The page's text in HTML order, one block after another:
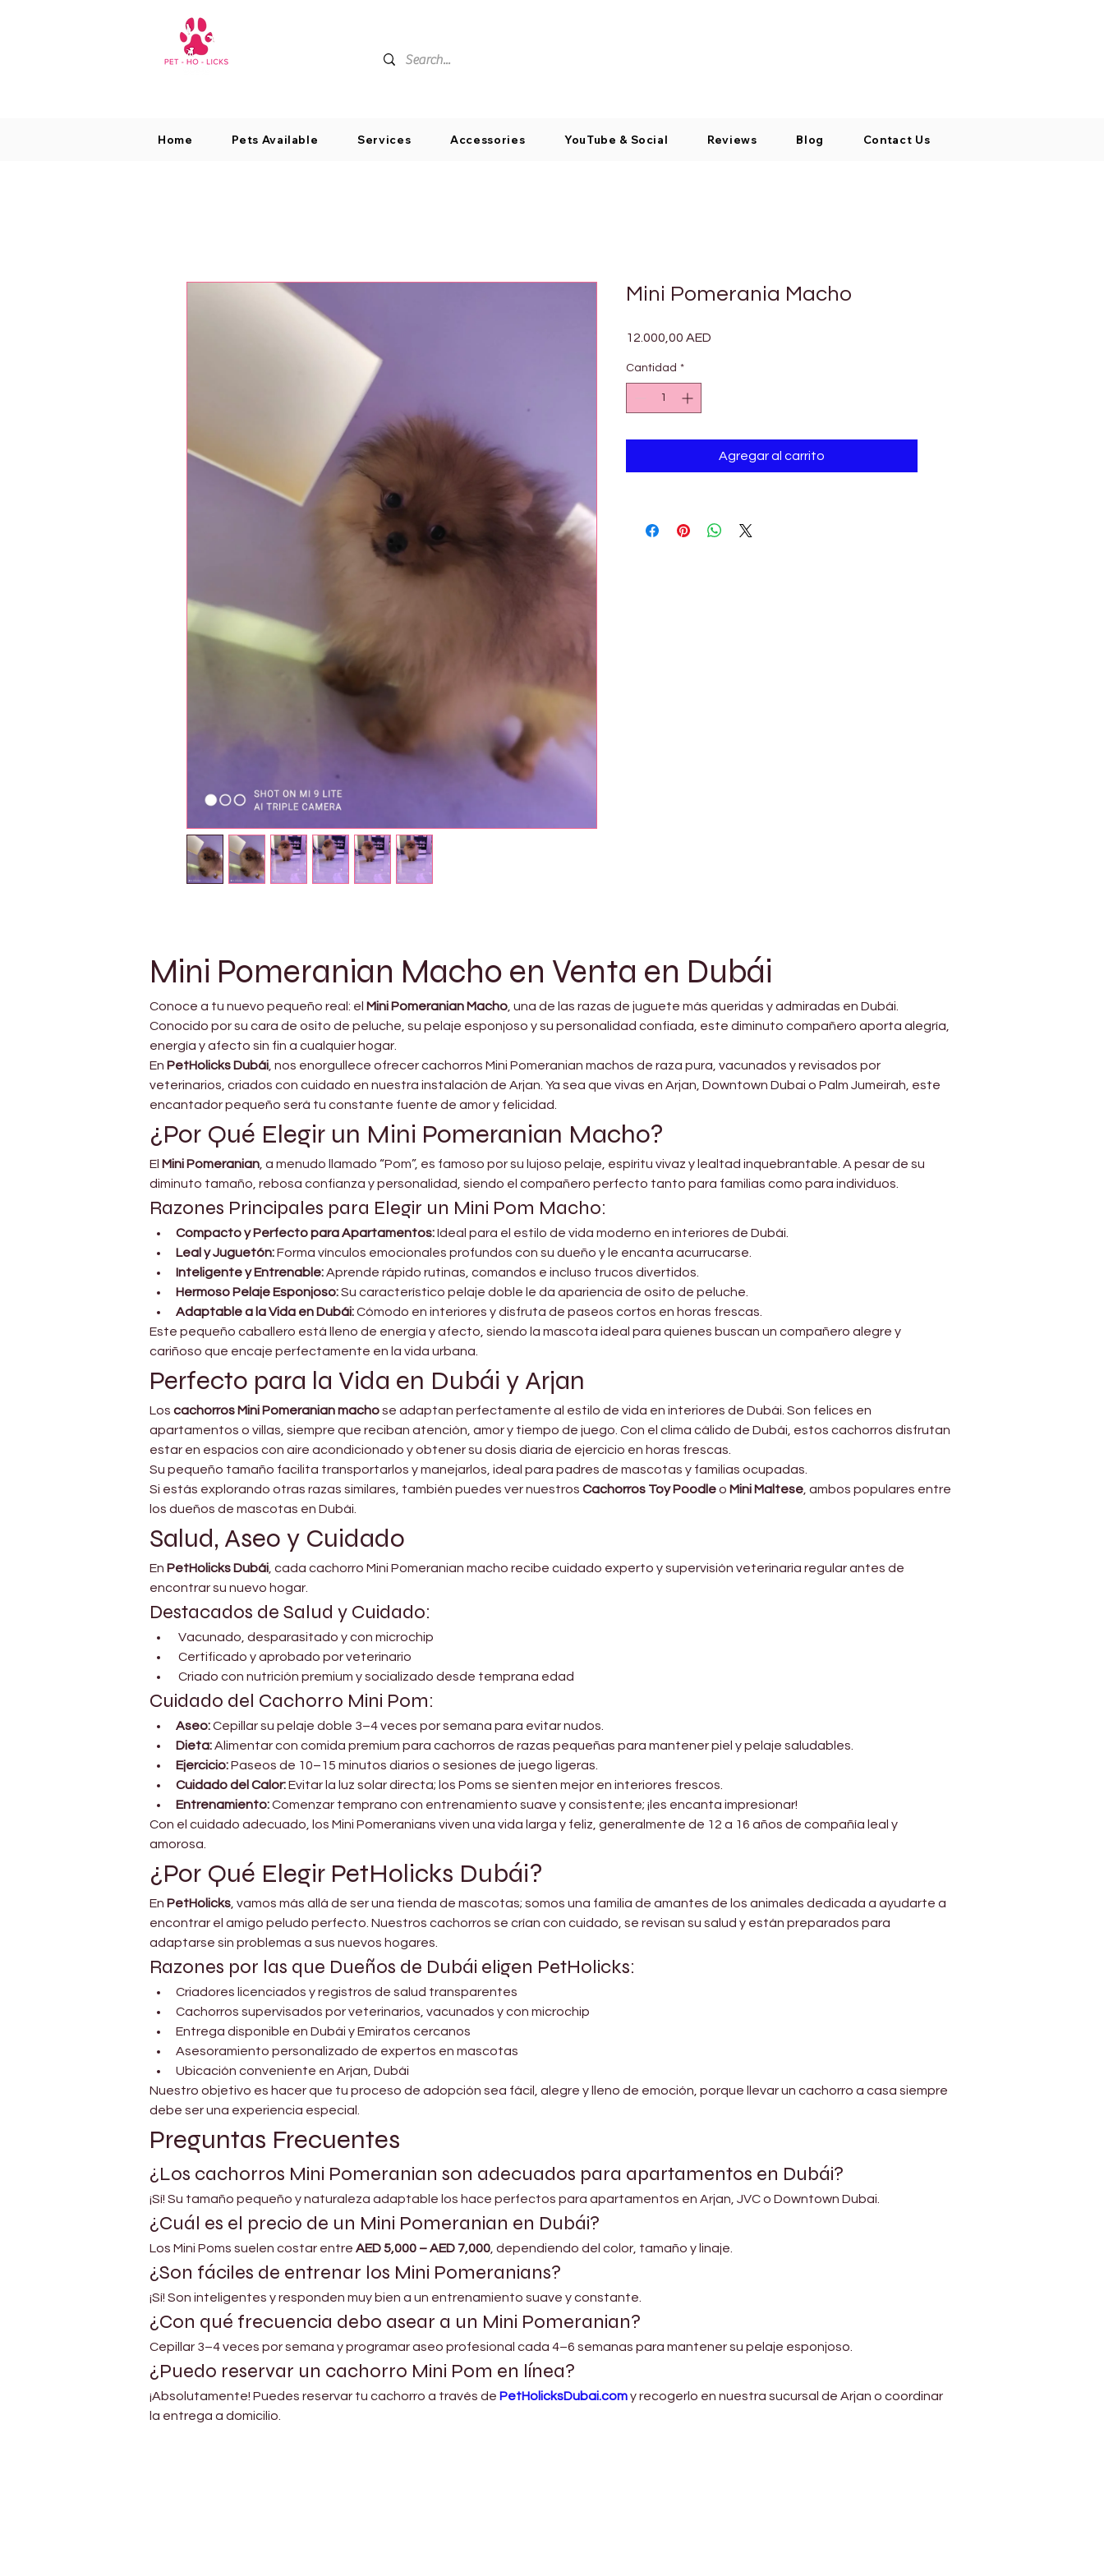
Home Pets Available Services Accessories YouTube & Social Reviews Blog Contact Us
Mini Pomerania Macho
12.000,00 AED
Cantidad *
Agregar al carrito
Mini Pomeranian Macho en Venta en Dubái
Conoce a tu nuevo pequeño real: el Mini Pomeranian Macho, una de las razas de juguete más queridas y admiradas en Dubái.
Conocido por su cara de osito de peluche, su pelaje esponjoso y su personalidad confiada, este diminuto compañero aporta alegría,
energía y afecto sin fin a cualquier hogar.
En PetHolicks Dubái, nos enorgullece ofrecer cachorros Mini Pomeranian machos de raza pura, vacunados y revisados por
veterinarios, criados con cuidado en nuestra instalación de Arjan. Ya sea que vivas en Arjan, Downtown Dubai o Palm Jumeirah, este
encantador pequeño será tu constante fuente de amor y felicidad.
¿Por Qué Elegir un Mini Pomeranian Macho?
El Mini Pomeranian, a menudo llamado “Pom”, es famoso por su lujoso pelaje, espíritu vivaz y lealtad inquebrantable. A pesar de su
diminuto tamaño, rebosa confianza y personalidad, siendo el compañero perfecto tanto para familias como para individuos.
Razones Principales para Elegir un Mini Pom Macho:
Compacto y Perfecto para Apartamentos: Ideal para el estilo de vida moderno en interiores de Dubái.
Leal y Juguetón: Forma vínculos emocionales profundos con su dueño y le encanta acurrucarse.
Inteligente y Entrenable: Aprende rápido rutinas, comandos e incluso trucos divertidos.
Hermoso Pelaje Esponjoso: Su característico pelaje doble le da apariencia de osito de peluche.
Adaptable a la Vida en Dubái: Cómodo en interiores y disfruta de paseos cortos en horas frescas.
Este pequeño caballero está lleno de energía y afecto, siendo la mascota ideal para quienes buscan un compañero alegre y
cariñoso que encaje perfectamente en la vida urbana.
Perfecto para la Vida en Dubái y Arjan
Los cachorros Mini Pomeranian macho se adaptan perfectamente al estilo de vida en interiores de Dubái. Son felices en
apartamentos o villas, siempre que reciban atención, amor y tiempo de juego. Con el clima cálido de Dubái, estos cachorros disfrutan
estar en espacios con aire acondicionado y obtener su dosis diaria de ejercicio en horas frescas.
Su pequeño tamaño facilita transportarlos y manejarlos, ideal para padres de mascotas y familias ocupadas.
Si estás explorando otras razas similares, también puedes ver nuestros Cachorros Toy Poodle o Mini Maltese, ambos populares entre
los dueños de mascotas en Dubái.
Salud, Aseo y Cuidado
En PetHolicks Dubái, cada cachorro Mini Pomeranian macho recibe cuidado experto y supervisión veterinaria regular antes de
encontrar su nuevo hogar.
Destacados de Salud y Cuidado:
Vacunado, desparasitado y con microchip
Certificado y aprobado por veterinario
Criado con nutrición premium y socializado desde temprana edad
Cuidado del Cachorro Mini Pom:
Aseo: Cepillar su pelaje doble 3–4 veces por semana para evitar nudos.
Dieta: Alimentar con comida premium para cachorros de razas pequeñas para mantener piel y pelaje saludables.
Ejercicio: Paseos de 10–15 minutos diarios o sesiones de juego ligeras.
Cuidado del Calor: Evitar la luz solar directa; los Poms se sienten mejor en interiores frescos.
Entrenamiento: Comenzar temprano con entrenamiento suave y consistente; ¡les encanta impresionar!
Con el cuidado adecuado, los Mini Pomeranians viven una vida larga y feliz, generalmente de 12 a 16 años de compañía leal y
amorosa.
¿Por Qué Elegir PetHolicks Dubái?
En PetHolicks, vamos más allá de ser una tienda de mascotas; somos una familia de amantes de los animales dedicada a ayudarte a
encontrar el amigo peludo perfecto. Nuestros cachorros se crían con cuidado, se revisan su salud y están preparados para
adaptarse sin problemas a sus nuevos hogares.
Razones por las que Dueños de Dubái eligen PetHolicks:
Criadores licenciados y registros de salud transparentes
Cachorros supervisados por veterinarios, vacunados y con microchip
Entrega disponible en Dubái y Emiratos cercanos
Asesoramiento personalizado de expertos en mascotas
Ubicación conveniente en Arjan, Dubái
Nuestro objetivo es hacer que tu proceso de adopción sea fácil, alegre y lleno de emoción, porque llevar un cachorro a casa siempre
debe ser una experiencia especial.
Preguntas Frecuentes
¿Los cachorros Mini Pomeranian son adecuados para apartamentos en Dubái?
¡Sí! Su tamaño pequeño y naturaleza adaptable los hace perfectos para apartamentos en Arjan, JVC o Downtown Dubai.
¿Cuál es el precio de un Mini Pomeranian en Dubái?
Los Mini Poms suelen costar entre AED 5,000 – AED 7,000, dependiendo del color, tamaño y linaje.
¿Son fáciles de entrenar los Mini Pomeranians?
¡Sí! Son inteligentes y responden muy bien a un entrenamiento suave y constante.
¿Con qué frecuencia debo asear a un Mini Pomeranian?
Cepillar 3–4 veces por semana y programar aseo profesional cada 4–6 semanas para mantener su pelaje esponjoso.
¿Puedo reservar un cachorro Mini Pom en línea?
¡Absolutamente! Puedes reservar tu cachorro a través de PetHolicksDubai.com y recogerlo en nuestra sucursal de Arjan o coordinar
la entrega a domicilio.